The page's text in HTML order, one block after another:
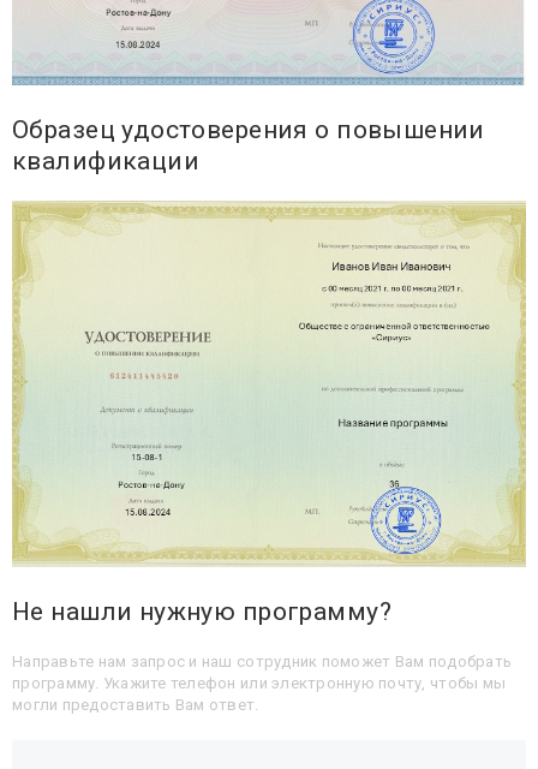
Образец удостоверения о повышении
квалификации
Не нашли нужную программу?
Направьте нам запрос и наш сотрудник поможет Вам подобрать
программу. Укажите телефон или электронную почту, чтобы мы
могли предоставить Вам ответ.